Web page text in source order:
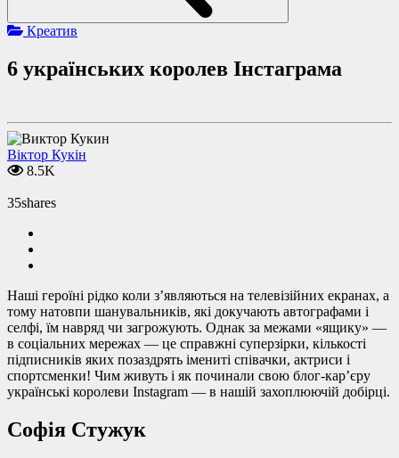
Креатив
6 українських королев Інстаграма
Віктор Кукін
8.5K
35shares
Наші героїні рідко коли з’являються на телевізійних екранах, а
тому натовпи шанувальників, які докучають автографами і
селфі, їм навряд чи загрожують. Однак за межами «ящику» —
в соціальних мережах — це справжні суперзірки, кількості
підписників яких позаздрять імениті співачки, актриси і
спортсменки! Чим живуть і як починали свою блог-кар’єру
українські королеви Instagram — в нашій захоплюючій добірці.
Софія Стужук